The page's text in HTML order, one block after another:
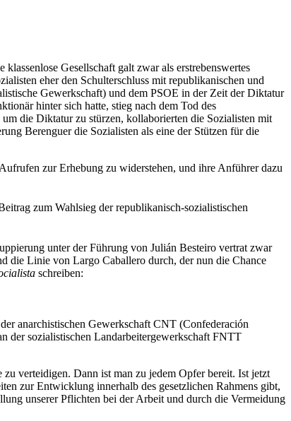
Gesellschaft galt zwar als erstrebenswertes
eher den Schulterschluss mit republikanischen und
Gewerkschaft) und dem PSOE in der Zeit der Diktatur
hinter sich hatte, stieg nach dem Tod des
die Diktatur zu stürzen, kollaborierten die Sozialisten mit
Berenguer die Sozialisten als eine der Stützen für die
zur Erhebung zu widerstehen, und ihre Anführer dazu
zum Wahlsieg der republikanisch-sozialistischen
unter der Führung von Julián Besteiro vertrat zwar
die Linie von Largo Caballero durch, der nun die Chance
schreiben:
anarchistischen Gewerkschaft CNT (Confederación
der sozialistischen Landarbeitergewerkschaft FNTT
verteidigen. Dann ist man zu jedem Opfer bereit. Ist jetzt
zur Entwicklung innerhalb des gesetzlichen Rahmens gibt,
unserer Pflichten bei der Arbeit und durch die Vermeidung